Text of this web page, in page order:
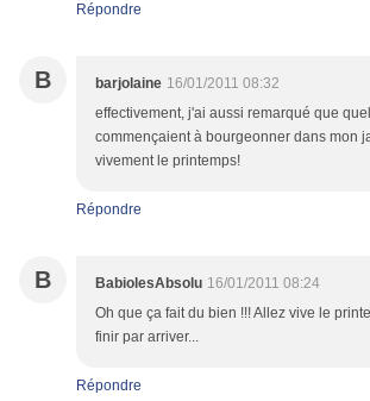
Répondre
B barjolaine 16/01/2011 08:32
effectivement, j'ai aussi remarqué que
commençaient à bourgeonner dans mon
vivement le printemps!
Répondre
B BabiolesAbsolu 16/01/2011 08:24
Oh que ça fait du bien !!! Allez vive le
finir par arriver...
Répondre